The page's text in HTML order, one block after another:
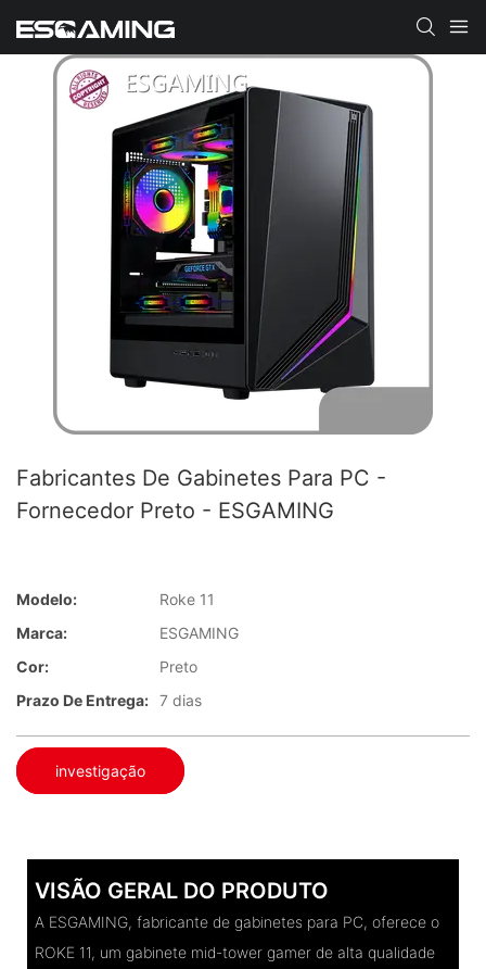
Fabricantes De Gabinetes Para PC -
Fornecedor Preto - ESGAMING
Modelo:
Roke 11
Marca:
ESGAMING
Cor:
Preto
Prazo De Entrega: 7 dias
investigação
VISÃO GERAL DO PRODUTO
A ESGAMING, fabricante de gabinetes para PC, oferece o
ROKE 11, um gabinete mid-tower gamer de alta qualidade